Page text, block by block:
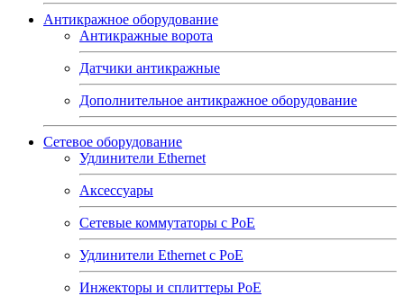
Антикражное оборудование
Антикражные ворота
Датчики антикражные
Дополнительное антикражное оборудование
Сетевое оборудование
Удлинители Ethernet
Аксессуары
Сетевые коммутаторы с РоЕ
Удлинители Ethernet с PoE
Инжекторы и сплиттеры РоЕ